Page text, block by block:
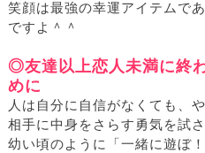
笑顔は最強の幸運アイテムで
ですよ＾＾
◎友達以上恋人未満に終
めに
人は自分に自信がなくても、
相手に中身をさらす勇気を試
幼い頃のように「一緒に遊ぼ